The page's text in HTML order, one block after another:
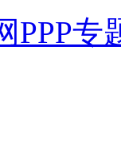
PPP专